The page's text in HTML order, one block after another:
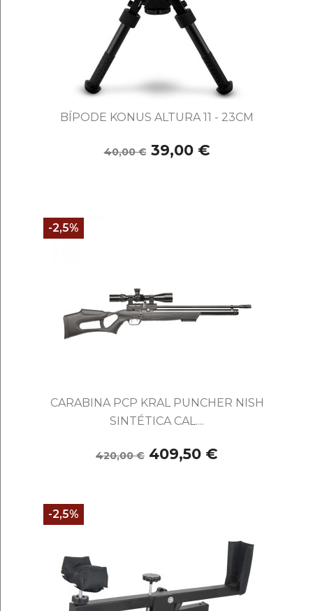
BÍPODE KONUS ALTURA 11 - 23CM
40,00 € 39,00 €
CARABINA PCP KRAL PUNCHER NISH
SINTÉTICA CAL....
420,00 € 409,50 €
-2,5%
-2,5%